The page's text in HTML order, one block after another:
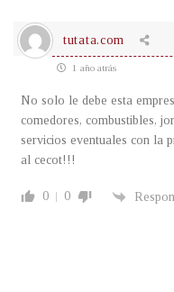
tutata.com
1 año atrás
No solo le debe esta
comedores, combustibles,
servicios eventuales con la
al cecot!!!
0 0